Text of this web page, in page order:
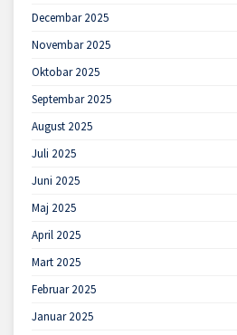
Decembar 2025
Novembar 2025
Oktobar 2025
Septembar 2025
August 2025
Juli 2025
Juni 2025
Maj 2025
April 2025
Mart 2025
Februar 2025
Januar 2025